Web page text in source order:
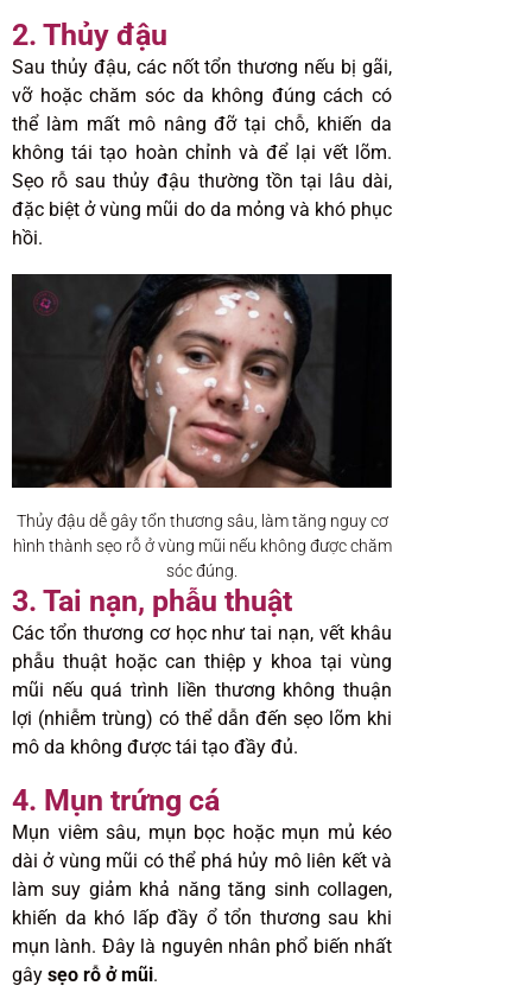
2. Thủy đậu
Sau thủy đậu, các nốt tổn thương nếu bị gãi,
vỡ hoặc chăm sóc da không đúng cách có
thể làm mất mô nâng đỡ tại chỗ, khiến da
không tái tạo hoàn chỉnh và để lại vết lõm.
Sẹo rỗ sau thủy đậu thường tồn tại lâu dài,
đặc biệt ở vùng mũi do da mỏng và khó phục
hồi.
Thủy đậu dễ gây tổn thương sâu, làm tăng nguy cơ
hình thành sẹo rỗ ở vùng mũi nếu không được chăm
sóc đúng.
3. Tai nạn, phẫu thuật
Các tổn thương cơ học như tai nạn, vết khâu
phẫu thuật hoặc can thiệp y khoa tại vùng
mũi nếu quá trình liền thương không thuận
lợi (nhiễm trùng) có thể dẫn đến sẹo lõm khi
mô da không được tái tạo đầy đủ.
4. Mụn trứng cá
Mụn viêm sâu, mụn bọc hoặc mụn mủ kéo
dài ở vùng mũi có thể phá hủy mô liên kết và
làm suy giảm khả năng tăng sinh collagen,
khiến da khó lấp đầy ổ tổn thương sau khi
mụn lành. Đây là nguyên nhân phổ biến nhất
gây sẹo rỗ ở mũi.